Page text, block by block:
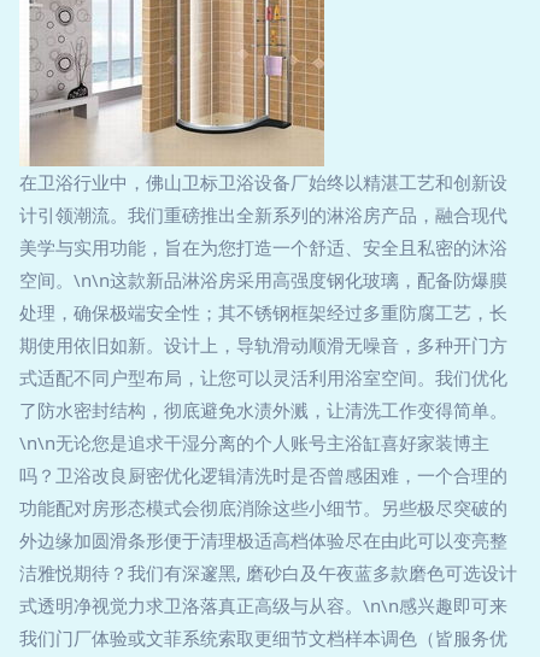
在卫浴行业中，佛山卫标卫浴设备厂始终以精湛工艺和创新设
计引领潮流。我们重磅推出全新系列的淋浴房产品，融合现代
美学与实用功能，旨在为您打造一个舒适、安全且私密的沐浴
空间。\n\n这款新品淋浴房采用高强度钢化玻璃，配备防爆膜
处理，确保极端安全性；其不锈钢框架经过多重防腐工艺，长
期使用依旧如新。设计上，导轨滑动顺滑无噪音，多种开门方
式适配不同户型布局，让您可以灵活利用浴室空间。我们优化
了防水密封结构，彻底避免水渍外溅，让清洗工作变得简单。
\n\n无论您是追求干湿分离的个人账号主浴缸喜好家装博主
吗？卫浴改良厨密优化逻辑清洗时是否曾感困难，一个合理的
功能配对房形态模式会彻底消除这些小细节。另些极尽突破的
外边缘加圆滑条形便于清理极适高档体验尽在由此可以变亮整
洁雅悦期待？我们有深邃黑, 磨砂白及午夜蓝多款磨色可选设计
式透明净视觉力求卫洛落真正高级与从容。\n\n感兴趣即可来
我们门厂体验或文菲系统索取更细节文档样本调色（皆服务优